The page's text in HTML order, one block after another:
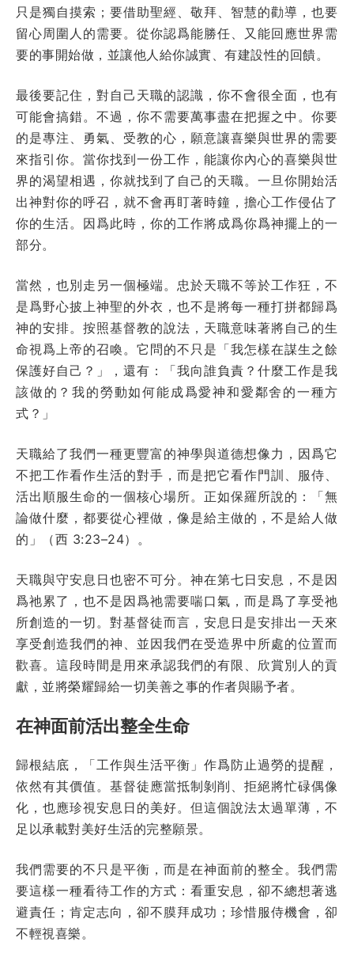
只是獨自摸索；要借助聖經、敬拜、智慧的勸導，也要
留心周圍人的需要。從你認爲能勝任、又能回應世界需
要的事開始做，並讓他人給你誠實、有建設性的回饋。
最後要記住，對自己天職的認識，你不會很全面，也有
可能會搞錯。不過，你不需要萬事盡在把握之中。你要
的是專注、勇氣、受教的心，願意讓喜樂與世界的需要
來指引你。當你找到一份工作，能讓你內心的喜樂與世
界的渴望相遇，你就找到了自己的天職。一旦你開始活
出神對你的呼召，就不會再盯著時鐘，擔心工作侵佔了
你的生活。因爲此時，你的工作將成爲你爲神擺上的一
部分。
當然，也別走另一個極端。忠於天職不等於工作狂，不
是爲野心披上神聖的外衣，也不是將每一種打拼都歸爲
神的安排。按照基督教的說法，天職意味著將自己的生
命視爲上帝的召喚。它問的不只是「我怎樣在謀生之餘
保護好自己？」，還有：「我向誰負責？什麼工作是我
該做的？我的勞動如何能成爲愛神和愛鄰舍的一種方
式？」
天職給了我們一種更豐富的神學與道德想像力，因爲它
不把工作看作生活的對手，而是把它看作門訓、服侍、
活出順服生命的一個核心場所。正如保羅所說的：「無
論做什麼，都要從心裡做，像是給主做的，不是給人做
的」（西 3:23–24）。
天職與守安息日也密不可分。神在第七日安息，不是因
爲祂累了，也不是因爲祂需要喘口氣，而是爲了享受祂
所創造的一切。對基督徒而言，安息日是安排出一天來
享受創造我們的神、並因我們在受造界中所處的位置而
歡喜。這段時間是用來承認我們的有限、欣賞別人的貢
獻，並將榮耀歸給一切美善之事的作者與賜予者。
在神面前活出整全生命
歸根結底，「工作與生活平衡」作爲防止過勞的提醒，
依然有其價值。基督徒應當抵制剝削、拒絕將忙碌偶像
化，也應珍視安息日的美好。但這個說法太過單薄，不
足以承載對美好生活的完整願景。
我們需要的不只是平衡，而是在神面前的整全。我們需
要這樣一種看待工作的方式：看重安息，卻不總想著逃
避責任；肯定志向，卻不膜拜成功；珍惜服侍機會，卻
不輕視喜樂。